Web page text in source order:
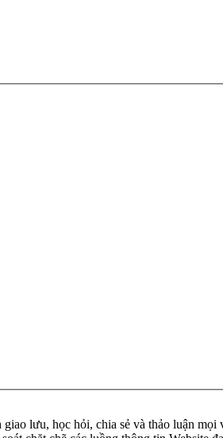
lưu, học hỏi, chia sẻ và thảo luận mọi